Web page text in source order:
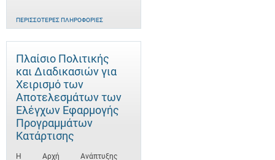
ΠΕΡΙΣΣΌΤΕΡΕΣ ΠΛΗΡΟΦΟΡΊΕΣ
Πλαίσιο Πολιτικής
και Διαδικασιών για
Χειρισμό των
Αποτελεσμάτων των
Ελέγχων Εφαρμογής
Προγραμμάτων
Κατάρτισης
Η Αρχή Ανάπτυξης